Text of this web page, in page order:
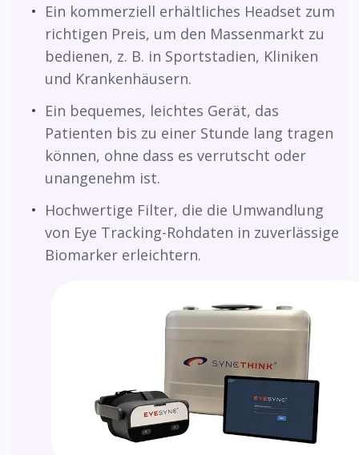
Ein kommerziell erhältliches Headset zum
richtigen Preis, um den Massenmarkt zu
bedienen, z. B. in Sportstadien, Kliniken
und Krankenhäusern.
Ein bequemes, leichtes Gerät, das
Patienten bis zu einer Stunde lang tragen
können, ohne dass es verrutscht oder
unangenehm ist.
Hochwertige Filter, die die Umwandlung
von Eye Tracking-Rohdaten in zuverlässige
Biomarker erleichtern.